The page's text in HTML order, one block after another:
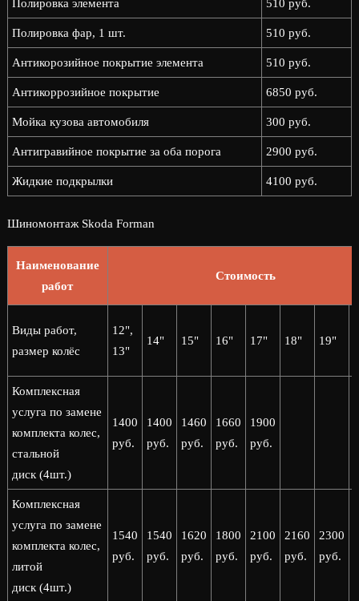
Полировка элемента 510 руб.
Полировка фар, 1 шт. 510 руб.
Антикорозийное покрытие элемента 510 руб.
Антикоррозийное покрытие 6850 руб.
Мойка кузова автомобиля 300 руб.
Антигравийное покрытие за оба порога 2900 руб.
Жидкие подкрылки 4100 руб.
Шиномонтаж Skoda Forman
Наименование
работ
Стоимость
Виды работ,
размер колёс
12",
13"
14" 15" 16" 17" 18" 19"
Комплексная
услуга по замене
комплекта колес,
стальной
диск (4шт.)
1400
руб.
1400
руб.
1460
руб.
1660
руб.
1900
руб.
Комплексная
услуга по замене
комплекта колес,
литой
диск (4шт.)
1540
руб.
1540
руб.
1620
руб.
1800
руб.
2100
руб.
2160
руб.
2300
руб.